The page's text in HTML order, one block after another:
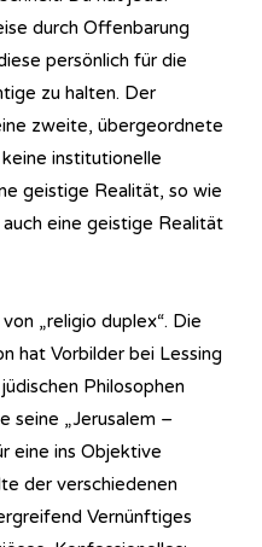
durch Offenbarung
persönlich für die
zu halten. Der
zweite, übergeordnete
institutionelle
geistige Realität, so wie
eine geistige Realität
„religio duplex“. Die
hat Vorbilder bei Lessing
Philosophen
seine „Jerusalem –
eine ins Objektive
der verschiedenen
Vernünftiges